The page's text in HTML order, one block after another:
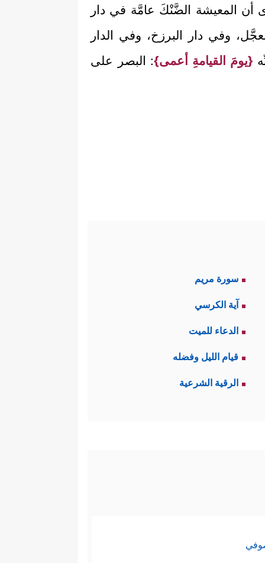
أن المعيشة الضَّنْكَ عامَّة في دار
وفي دار البرزخ، وفي الدار
{يومَ القيامةِ أعمى}: البصر على
سورة مريم
آية الكرسي
الدعاء للميت
قيام الليل وفضله
الرقية الشرعية